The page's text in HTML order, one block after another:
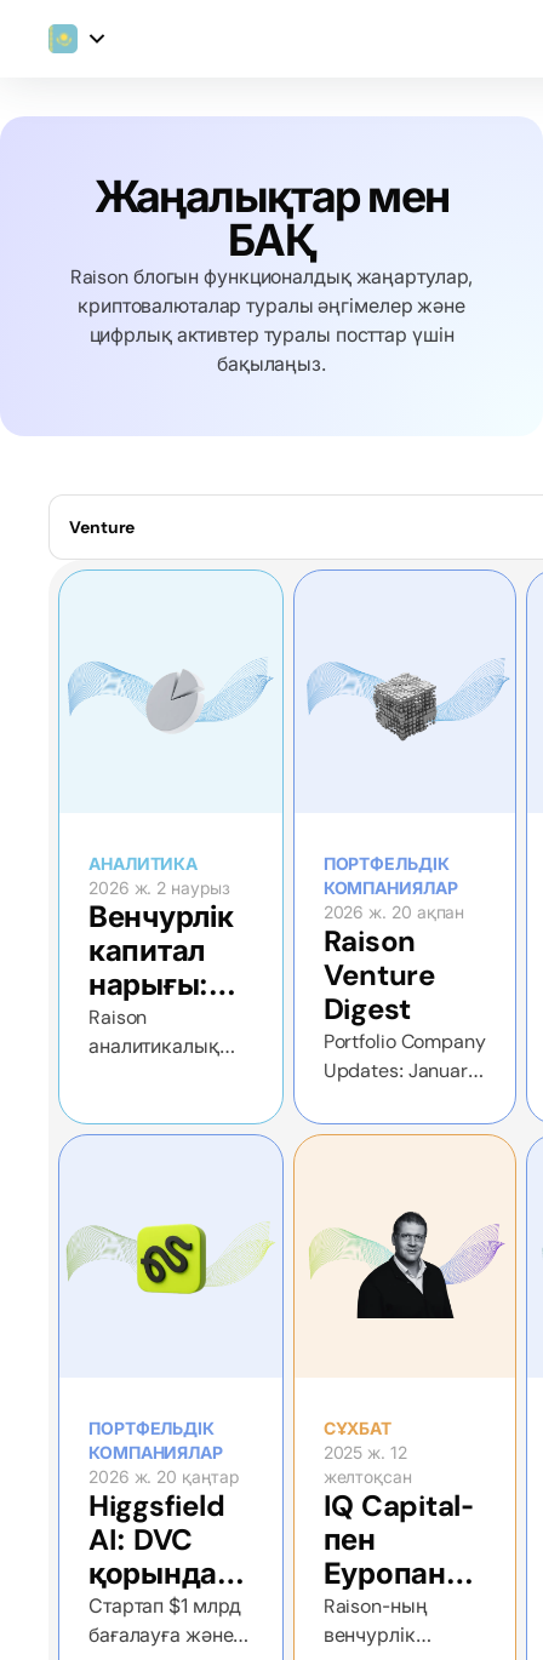
Жаңалықтар мен
БАҚ
Raison блогын функционалдық жаңартулар,
криптовалюталар туралы әңгімелер және
цифрлық активтер туралы посттар үшін
бақылаңыз.
Venture
АНАЛИТИКА
2026 ж. 2 наурыз
Венчурлік
капитал
нарығы:
2026
жылғы
Raison
аналитикалық
ПОРТФЕЛЬДІК
КОМПАНИЯЛАР
2026 ж. 20 ақпан
Raison
Venture
Digest
Portfolio Company
Updates: January
ПОРТФЕЛЬДІК
КОМПАНИЯЛАР
2026 ж. 20 қаңтар
Higgsfield
AI: DVC
қорындағы
жаңа
біртұтас
Стартап $1 млрд
бағалауға және
СҰХБАТ
2025 ж. 12
желтоқсан
IQ Capital-
пен
Еуропаның
deep tech
бумының
Raison-ның
венчурлік